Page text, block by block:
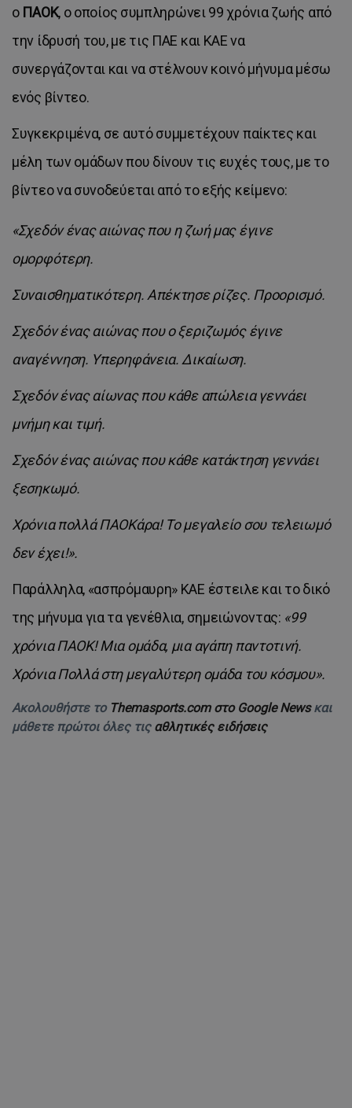
ο ΠΑΟΚ, ο οποίος συμπληρώνει 99 χρόνια ζωής από
την ίδρυσή του, με τις ΠΑΕ και ΚΑΕ να
συνεργάζονται και να στέλνουν κοινό μήνυμα μέσω
ενός βίντεο.
Συγκεκριμένα, σε αυτό συμμετέχουν παίκτες και
μέλη των ομάδων που δίνουν τις ευχές τους, με το
βίντεο να συνοδεύεται από το εξής κείμενο:
«Σχεδόν ένας αιώνας που η ζωή μας έγινε
ομορφότερη.
Συναισθηματικότερη. Απέκτησε ρίζες. Προορισμό.
Σχεδόν ένας αιώνας που ο ξεριζωμός έγινε
αναγέννηση. Υπερηφάνεια. Δικαίωση.
Σχεδόν ένας αίωνας που κάθε απώλεια γεννάει
μνήμη και τιμή.
Σχεδόν ένας αιώνας που κάθε κατάκτηση γεννάει
ξεσηκωμό.
Χρόνια πολλά ΠΑΟΚάρα! Το μεγαλείο σου τελειωμό
δεν έχει!».
Παράλληλα, «ασπρόμαυρη» ΚΑΕ έστειλε και το δικό
της μήνυμα για τα γενέθλια, σημειώνοντας: «99
χρόνια ΠΑΟΚ! Μια ομάδα, μια αγάπη παντοτινή.
Χρόνια Πολλά στη μεγαλύτερη ομάδα του κόσμου».
Ακολουθήστε το Themasports.com στο Google Newsκαι
μάθετε πρώτοι όλες τις αθλητικές ειδήσεις